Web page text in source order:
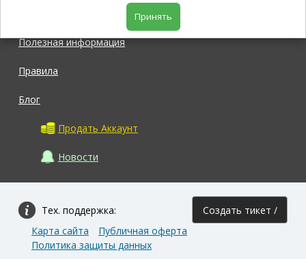
Полезная информация
Правила
Блог
Продать Аккаунт
Новости
Тех. поддержка: Создать тикет /
Карта сайта
Публичная оферта
Политика защиты данных
Принять